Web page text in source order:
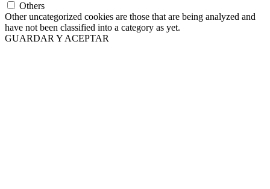
Others
Other uncategorized cookies are those that are being analyzed and
have not been classified into a category as yet.
GUARDAR Y ACEPTAR